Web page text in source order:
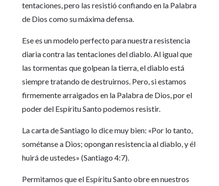
tentaciones, pero las resistió confiando en la Palabra
de Dios como su máxima defensa.
Ese es un modelo perfecto para nuestra resistencia
diaria contra las tentaciones del diablo. Al igual que
las tormentas que golpean la tierra, el diablo está
siempre tratando de destruirnos. Pero, si estamos
firmemente arraigados en la Palabra de Dios, por el
poder del Espíritu Santo podemos resistir.
La carta de Santiago lo dice muy bien: «Por lo tanto,
sométanse a Dios; opongan resistencia al diablo, y él
huirá de ustedes» (Santiago 4:7).
Permitamos que el Espíritu Santo obre en nuestros